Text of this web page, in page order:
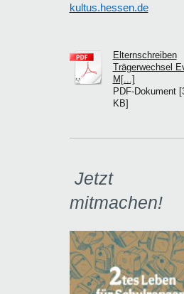
kultus.hessen.de
Elternschreiben
Trägerwechsel
M[...]
PDF-Dokument
KB]
Jetzt
mitmachen!